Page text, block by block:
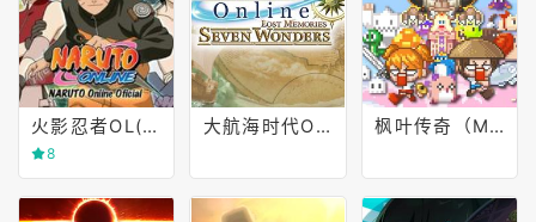
火影忍者OL(NARUTO Online)
8
大航海时代OL(Uncharted Waters) 枫叶传奇（MapleLegends）